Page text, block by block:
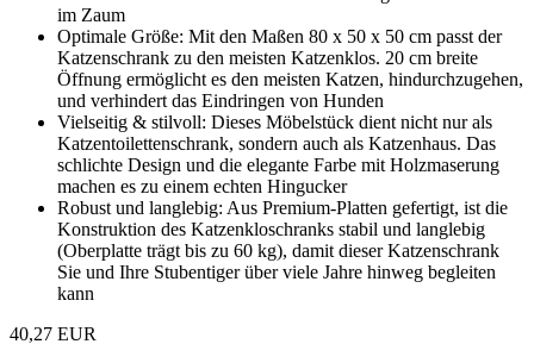
im Zaum
Optimale Größe: Mit den Maßen 80 x 50 x 50 cm passt der
Katzenschrank zu den meisten Katzenklos. 20 cm breite
Öffnung ermöglicht es den meisten Katzen, hindurchzugehen,
und verhindert das Eindringen von Hunden
Vielseitig & stilvoll: Dieses Möbelstück dient nicht nur als
Katzentoilettenschrank, sondern auch als Katzenhaus. Das
schlichte Design und die elegante Farbe mit Holzmaserung
machen es zu einem echten Hingucker
Robust und langlebig: Aus Premium-Platten gefertigt, ist die
Konstruktion des Katzenkloschranks stabil und langlebig
(Oberplatte trägt bis zu 60 kg), damit dieser Katzenschrank
Sie und Ihre Stubentiger über viele Jahre hinweg begleiten
kann
40,27 EUR